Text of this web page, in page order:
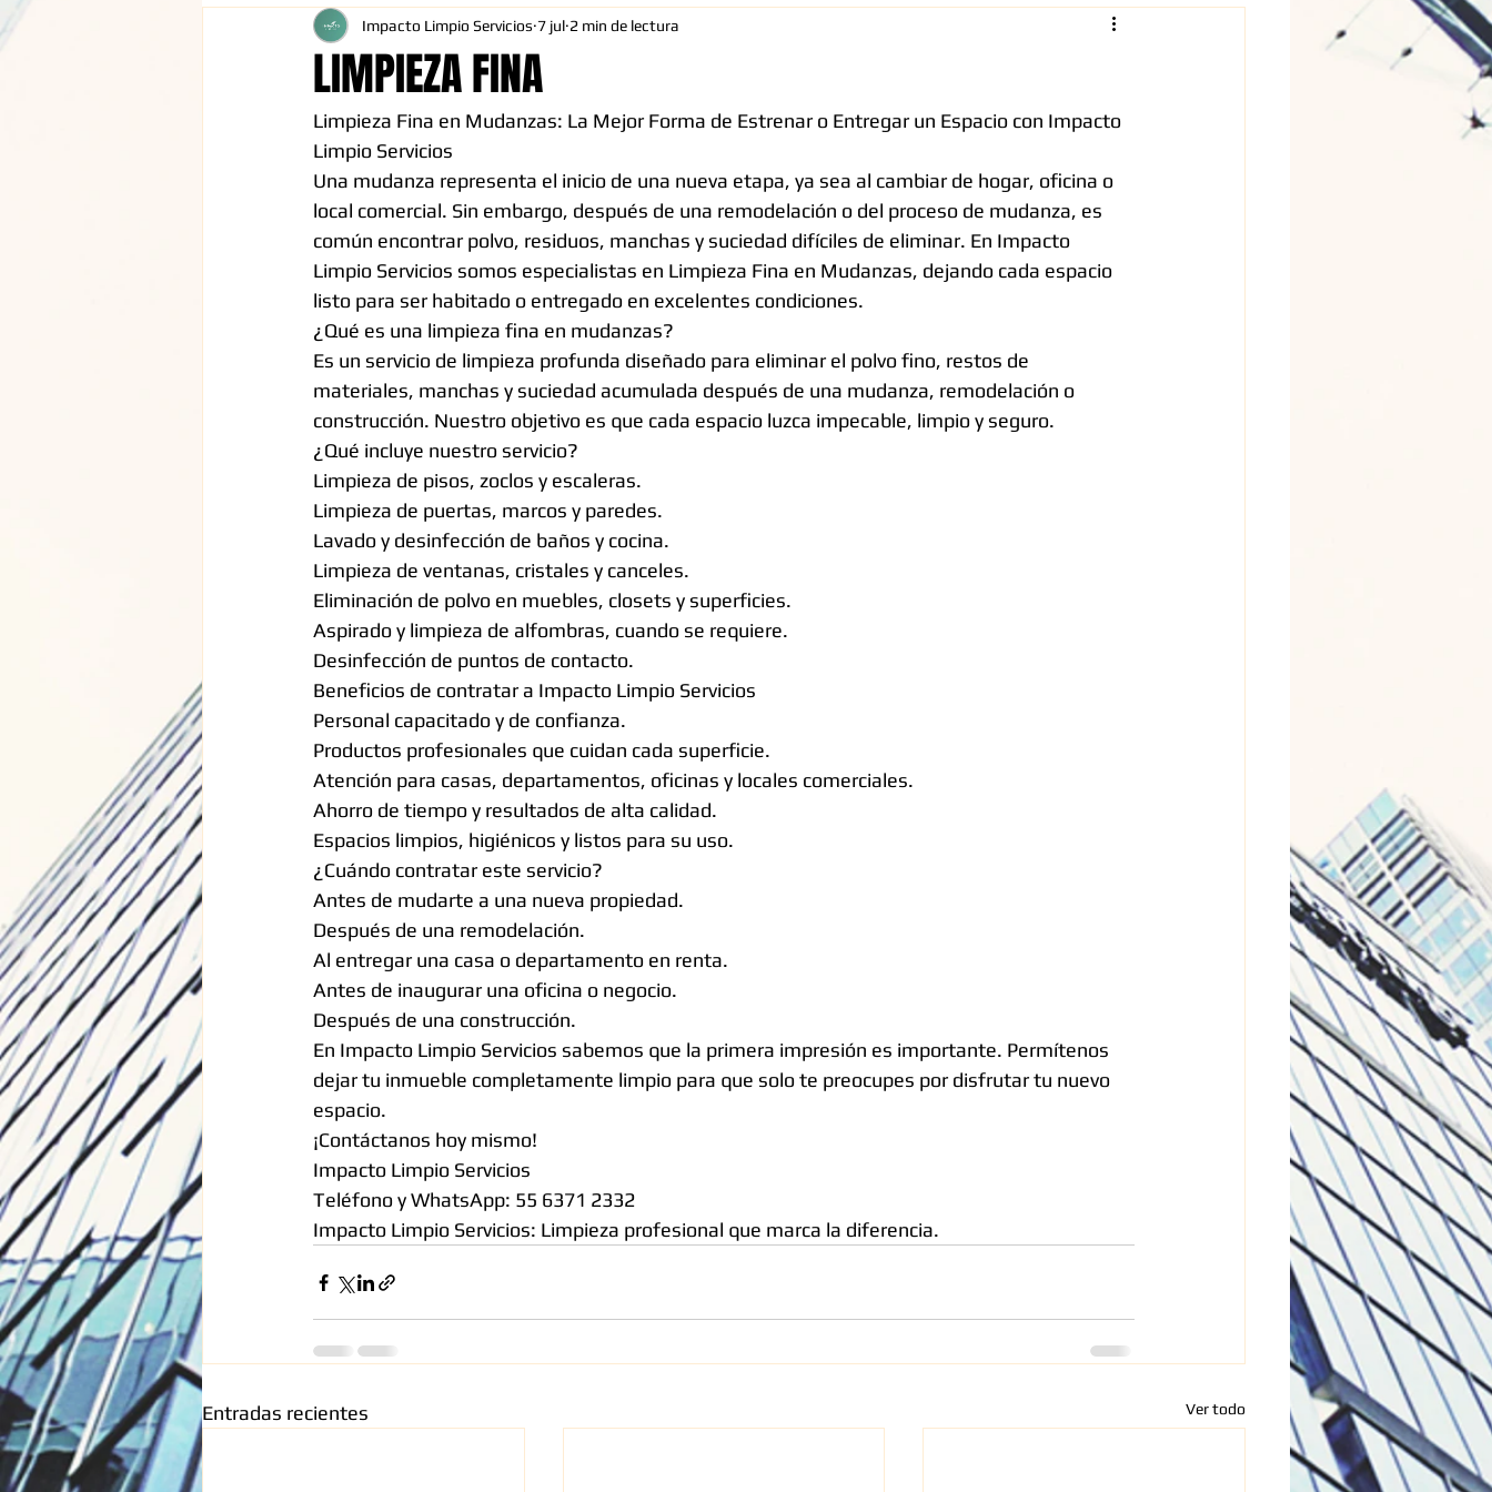
LIMPIEZA FINA
Impacto Limpio Servicios 7 jul 2 min de lectura
Limpieza Fina en Mudanzas: La Mejor Forma de Estrenar o Entregar un Espacio con Impacto
Limpio Servicios
Una mudanza representa el inicio de una nueva etapa, ya sea al cambiar de hogar, oficina o
local comercial. Sin embargo, después de una remodelación o del proceso de mudanza, es
común encontrar polvo, residuos, manchas y suciedad difíciles de eliminar. En Impacto
Limpio Servicios somos especialistas en Limpieza Fina en Mudanzas, dejando cada espacio
listo para ser habitado o entregado en excelentes condiciones.
¿Qué es una limpieza fina en mudanzas?
Es un servicio de limpieza profunda diseñado para eliminar el polvo fino, restos de
materiales, manchas y suciedad acumulada después de una mudanza, remodelación o
construcción. Nuestro objetivo es que cada espacio luzca impecable, limpio y seguro.
¿Qué incluye nuestro servicio?
Limpieza de pisos, zoclos y escaleras.
Limpieza de puertas, marcos y paredes.
Lavado y desinfección de baños y cocina.
Limpieza de ventanas, cristales y canceles.
Eliminación de polvo en muebles, closets y superficies.
Aspirado y limpieza de alfombras, cuando se requiere.
Desinfección de puntos de contacto.
Beneficios de contratar a Impacto Limpio Servicios
Personal capacitado y de confianza.
Productos profesionales que cuidan cada superficie.
Atención para casas, departamentos, oficinas y locales comerciales.
Ahorro de tiempo y resultados de alta calidad.
Espacios limpios, higiénicos y listos para su uso.
¿Cuándo contratar este servicio?
Antes de mudarte a una nueva propiedad.
Después de una remodelación.
Al entregar una casa o departamento en renta.
Antes de inaugurar una oficina o negocio.
Después de una construcción.
En Impacto Limpio Servicios sabemos que la primera impresión es importante. Permítenos
dejar tu inmueble completamente limpio para que solo te preocupes por disfrutar tu nuevo
espacio.
¡Contáctanos hoy mismo!
Impacto Limpio Servicios
Teléfono y WhatsApp: 55 6371 2332
Impacto Limpio Servicios: Limpieza profesional que marca la diferencia.
Entradas recientes Ver todo